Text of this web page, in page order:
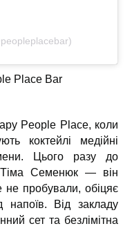
Place Bar
People Place, коли
коктейлі медійні
Цього разу до
Семенюк — він
не пробували, обіцяє
напоїв. Від закладу
сет та безлімітна